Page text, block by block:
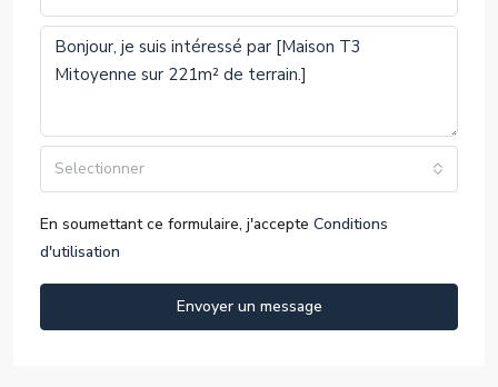
Selectionner
En soumettant ce formulaire, j'accepte Conditions
d'utilisation
Envoyer un message